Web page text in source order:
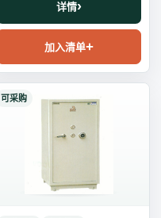
详情
加入清单
可采购